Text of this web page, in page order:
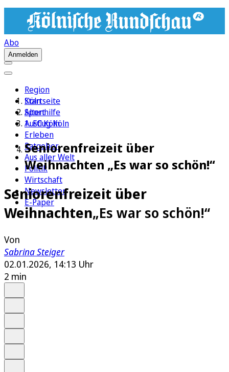
Abo
Anmelden
Region
Köln
Sport
1. FC Köln
Erleben
Ratgeber
Aus aller Welt
Politik
Wirtschaft
Newsletter
E-Paper
Startseite
Altenhilfe
Ausflug Köln
Seniorenfreizeit über
Weihnachten „Es war so schön!“
Seniorenfreizeit über
Weihnachten„Es war so schön!“
Von
Sabrina Steiger
02.01.2026, 14:13 Uhr
2 min